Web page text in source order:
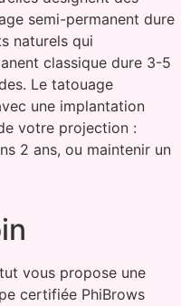
semi-permanent dure
naturels qui
classique dure 3-5
Le tatouage
une implantation
votre projection :
2 ans, ou maintenir un
vous propose une
certifiée PhiBrows